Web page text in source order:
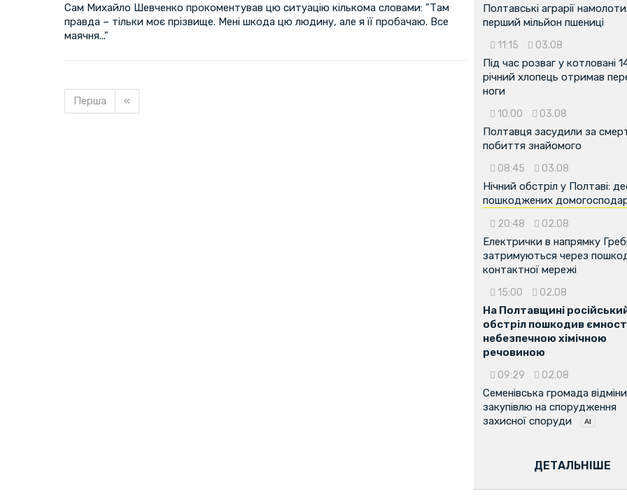
Сам Михайло Шевченко прокоментував цю ситуацію кількома словами: "Там
правда – тільки моє прізвище. Мені шкода цю людину, але я її пробачаю. Все
маячня..."
Перша «
Полтавські аграрії
перший мільйон пшениці
11:15 03.08
Під час розваг у котловані
річний хлопець отримав
ноги
10:00 03.08
Полтавця засудили за
побиття знайомого
08:45 03.08
Нічний обстріл у Полтаві:
пошкоджених
20:48 02.08
Електрички в напрямку
затримуються через
контактної мережі
15:00 02.08
На Полтавщині
обстріл пошкодив
небезпечною хімічною
речовиною
09:29 02.08
Семенівська громада
закупівлю на спорудження
захисної споруди
ДЕТАЛЬНІШЕ